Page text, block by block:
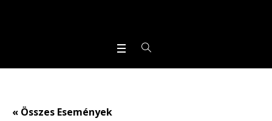
« Összes Események